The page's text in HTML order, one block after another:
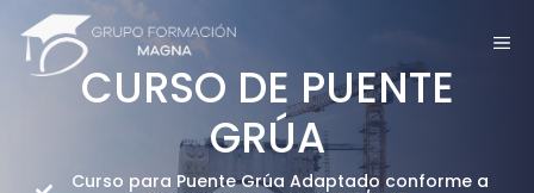
Saltar
contenidoCURSO DE PUENTE
GRÚA
Curso para Puente Grúa Adaptado conforme a